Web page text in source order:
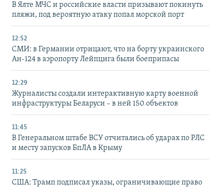
В Ялте МЧС и российские власти призывают покинуть
пляжи, под вероятную атаку попал морской порт
12:52
СМИ: в Германии отрицают, что на борту украинского
Ан-124 в аэропорту Лейпцига были боеприпасы
12:29
Журналисты создали интерактивную карту военной
инфраструктуры Беларуси – в ней 150 объектов
11:45
В Генеральном штабе ВСУ отчитались об ударах по РЛС
и месту запусков БпЛА в Крыму
11:25
США: Трамп подписал указы, ограничивающие право